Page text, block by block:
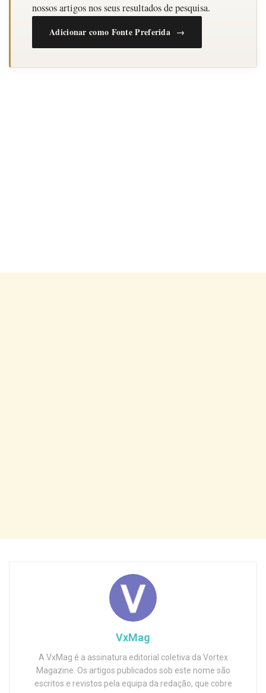
nossos artigos nos seus resultados de pesquisa.
Adicionar como Fonte Preferida →
VxMag
A VxMag é a assinatura editorial coletiva da Vortex
Magazine. Os artigos publicados sob este nome são
escritos e revistos pela equipa da redação, que cobre